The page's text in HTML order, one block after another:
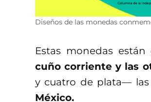
Diseños de las monedas
Estas monedas
cuño corriente y las
y cuatro de plata— las
México.